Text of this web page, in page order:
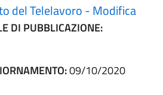
del Telelavoro - Modifica
DI PUBBLICAZIONE:
09/10/2020